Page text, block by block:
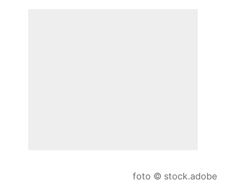
foto © stock.adobe